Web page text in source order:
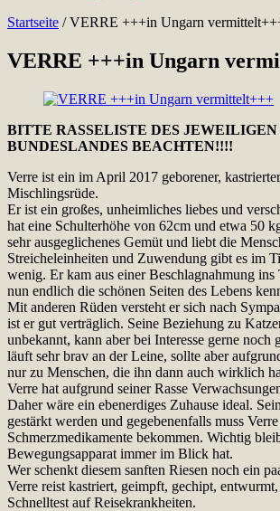
Startseite /VERRE +++in Ungarn
VERRE +++in Ungarn
BITTE RASSELISTE DES JEWEILIGEN
BUNDESLANDES BEACHTEN!!!!
Verre ist ein im April 2017 geborener,
Mischlingsrüde.
Er ist ein großes, unheimliches liebes und
hat eine Schulterhöhe von 62cm und etwa 50
sehr ausgeglichenes Gemüt und liebt die
Streicheleinheiten und Zuwendung gibt es im
wenig. Er kam aus einer Beschlagnahmung ins
nun endlich die schönen Seiten des Lebens
Mit anderen Rüden versteht er sich nach
ist er gut verträglich. Seine Beziehung zu
unbekannt, kann aber bei Interesse gerne noch
läuft sehr brav an der Leine, sollte aber
nur zu Menschen, die ihn dann auch wirklich
Verre hat aufgrund seiner Rasse
Daher wäre ein ebenerdiges Zuhause ideal.
gestärkt werden und gegebenenfalls muss
Schmerzmedikamente bekommen. Wichtig
Bewegungsapparat immer im Blick hat.
Wer schenkt diesem sanften Riesen noch ein
Verre reist kastriert, geimpft, gechipt,
Schnelltest auf Reisekrankheiten.